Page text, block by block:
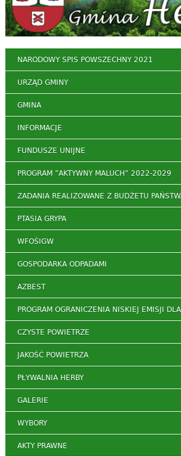
NARODOWY SPIS POWSZECHNY 2021
URZĄD GMINY
GMINA
INFORMACJE
FUNDUSZE UNIJNE
PROGRAM ”AKTYWNY MALUCH” 2022-2029
ZADANIA REALIZOWANE Z BUDŻETU
PTASIA GRYPA
WFOŚIGW
GOSPODARKA ODPADAMI
AZBEST
PROGRAM OGRANICZENIA NISKIEJ EMISJI
CZYSTE POWIETRZE
JAKOŚĆ POWIETRZA
PŁYWALNIA HERBY
GALERIE
WYBORY
AKTY PRAWNE